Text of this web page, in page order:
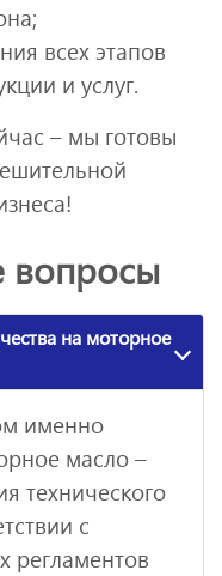
всех этапов
и услуг.
– мы готовы
вопросы
на моторное
именно
масло –
технического
с
регламентов